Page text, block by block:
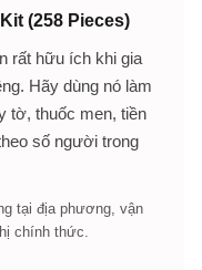
(258 Pieces)
rất hữu ích khi gia
Hãy dùng nó làm
tờ, thuốc men, tiền
số người trong
tại địa phương, vận
chính thức.